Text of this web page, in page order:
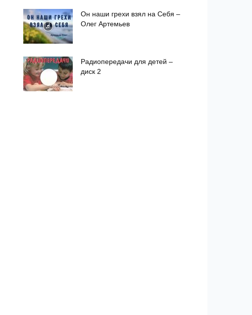
Он наши грехи взял на Себя –
Олег Артемьев
Радиопередачи для детей –
диск 2